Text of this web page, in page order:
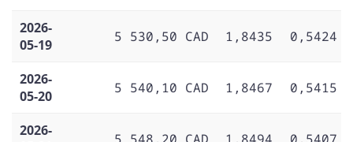
2026-
05-19
5 530,50 CAD 1,8435 0,5424
2026-
05-20
5 540,10 CAD 1,8467 0,5415
2026-